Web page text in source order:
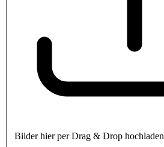
Bilder hier per Drag & Drop hochladen